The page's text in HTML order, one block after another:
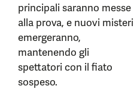
principali saranno messe
alla prova, e nuovi misteri
emergeranno,
mantenendo gli
spettatori con il fiato
sospeso.